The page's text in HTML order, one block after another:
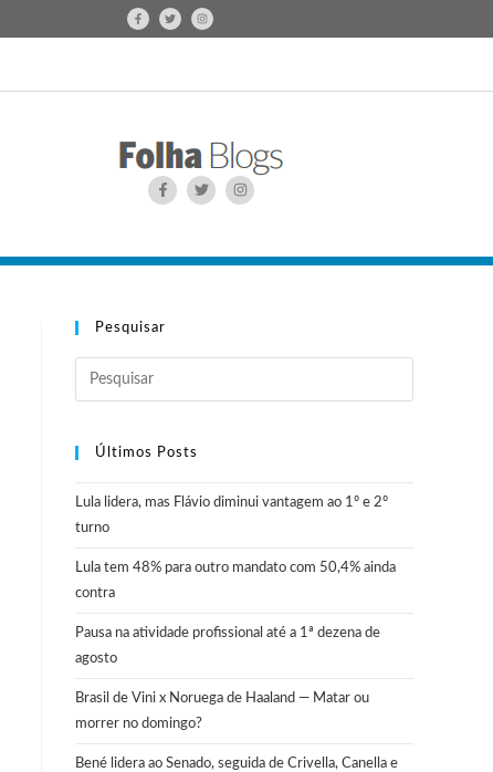
Pesquisar
Últimos Posts
Lula lidera, mas Flávio diminui vantagem ao 1º e 2º
turno
Lula tem 48% para outro mandato com 50,4% ainda
contra
Pausa na atividade profissional até a 1ª dezena de
agosto
Brasil de Vini x Noruega de Haaland — Matar ou
morrer no domingo?
Bené lidera ao Senado, seguida de Crivella, Canella e